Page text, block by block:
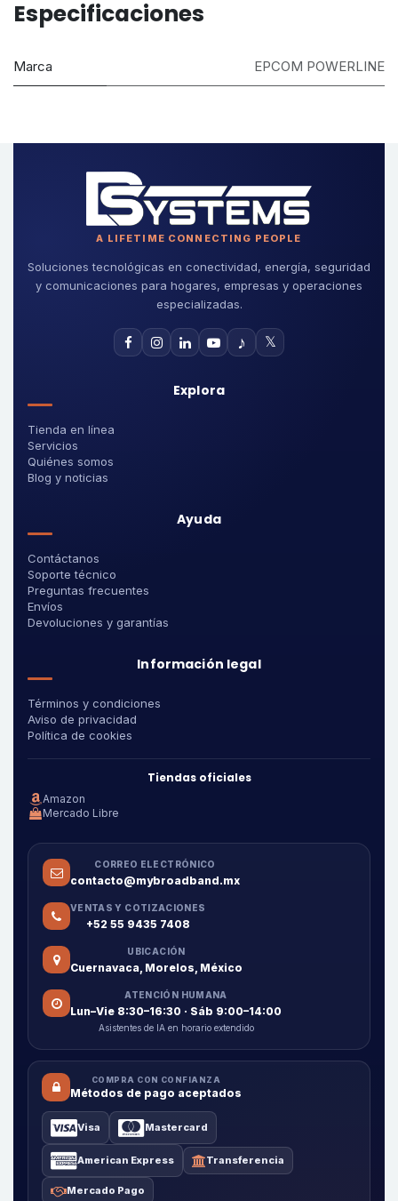
Especificaciones
Marca EPCOM POWERLINE
A LIFETIME CONNECTING PEOPLE
Soluciones tecnológicas en conectividad, energía, seguridad
y comunicaciones para hogares, empresas y operaciones
especializadas.
♪ 𝕏
Explora
Tienda en línea
Servicios
Quiénes somos
Blog y noticias
Ayuda
Contáctanos
Soporte técnico
Preguntas frecuentes
Envíos
Devoluciones y garantías
Información legal
Términos y condiciones
Aviso de privacidad
Política de cookies
Tiendas oficiales
Amazon
Mercado Libre
CORREO ELECTRÓNICO
contacto@mybroadband.mx
VENTAS Y COTIZACIONES
+52 55 9435 7408
UBICACIÓN
Cuernavaca, Morelos, México
ATENCIÓN HUMANA
Lun–Vie 8:30–16:30 · Sáb 9:00–14:00
Asistentes de IA en horario extendido
COMPRA CON CONFIANZA
Métodos de pago aceptados
Visa Mastercard
American Express Transferencia
Mercado Pago